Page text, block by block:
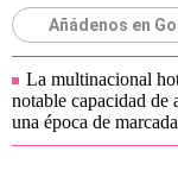
Añádenos en
La multinacional
notable capacidad de
una época de